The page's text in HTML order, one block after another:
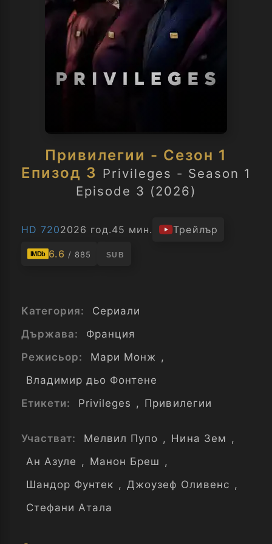
Привилегии - Сезон 1
Епизод 3 Privileges - Season 1
Episode 3 (2026)
HD 7202026 год.45 мин. Трейлър
IMDb 6.6 / 885 SUB
Категория:
Сериали
Държава:
Франция
Режисьор:
Мари Монж ,
Владимир дьо Фонтене
Етикети:
Privileges , Привилегии
Участват: Мелвил Пупо , Нина Зем ,
Ан Азуле , Манон Бреш ,
Шандор Фунтек , Джоузеф Оливенс ,
Стефани Атала